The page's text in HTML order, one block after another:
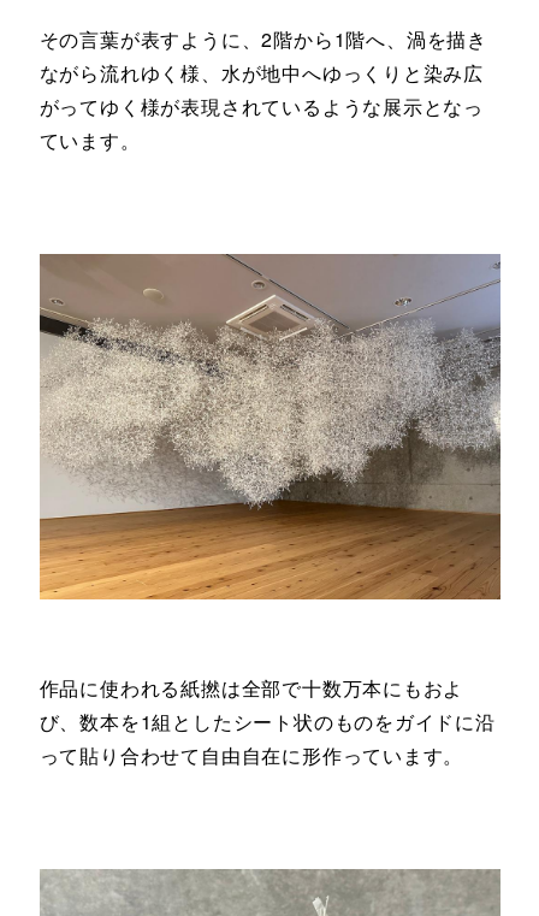
その言葉が表すように、2階から1階へ、渦を描き
ながら流れゆく様、水が地中へゆっくりと染み広
がってゆく様が表現されているような展示となっ
ています。
作品に使われる紙撚は全部で十数万本にもおよ
び、数本を1組としたシート状のものをガイドに沿
って貼り合わせて自由自在に形作っています。